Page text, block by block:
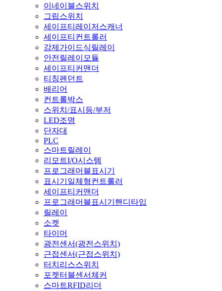
이네이블스위치
그립스위치
세이프티레이저스캐너
세이프티컨트롤러
강제가이드식릴레이
안전릴레이모듈
세이프티커맨더
티칭펜던트
배리어
컨트롤박스
스위치/표시등/부저
LED조명
단자대
PLC
스마트릴레이
리모트I/O시스템
프로그래머블표시기
표시기일체형컨트롤러
세이프티커맨더
프로그래머블표시기핸디타입
릴레이
소켓
타이머
광전센서(광전스위치)
근접센서(근접스위치)
터치리스스위치
포켓터블센서체커
스마트RFID리더